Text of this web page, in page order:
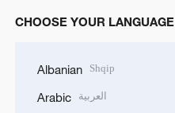
CHOOSE YOUR LANGUAGE
Albanian Shqip
Arabic العربية